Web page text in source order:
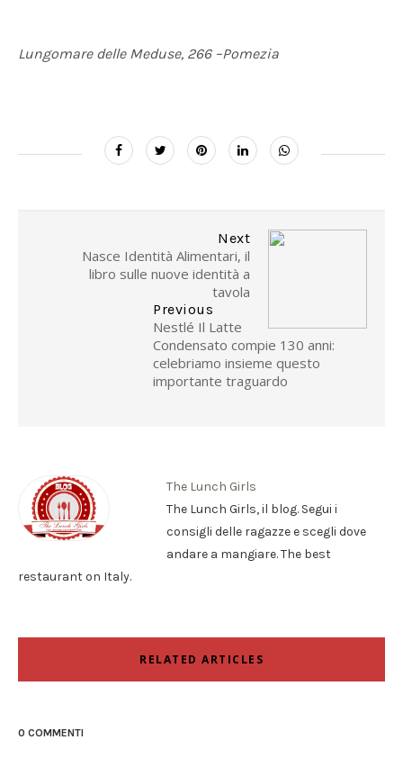
Lungomare delle Meduse, 266 –Pomezia
Next
Nasce Identità Alimentari, il
libro sulle nuove identità a
tavola
Previous
Nestlé Il Latte
Condensato compie 130 anni:
celebriamo insieme questo
importante traguardo
The Lunch Girls
The Lunch Girls, il blog. Segui i
consigli delle ragazze e scegli dove
andare a mangiare. The best
restaurant on Italy.
RELATED ARTICLES
0 COMMENTI